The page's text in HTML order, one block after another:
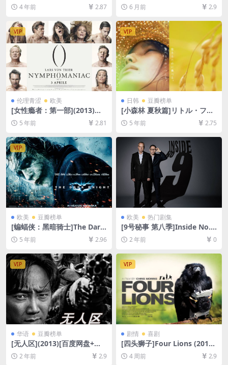
度网盘+迅雷云盘资源1080P
超清未删减][MP4/5.2GB][中
4 年前 2.87
13)[百度网盘+夸克网盘1080P
超清未删减资源][网盘在线播
幕]
6 月前 2.9
VIP
伦理青涩 欧美
[女性瘾者：第一部](2013)导
演剪辑版[百度网盘+迅雷云盘
资源未删减1080P高清][MP4/
7.6GB][中英字幕]
5 年前 2.81
VIP
日韩 豆瓣榜单
[小森林 夏秋篇]リトル・フォ
レスト 夏・秋 (2014)[百度网
盘+迅雷云盘资源1080P超清
未删减][MP4/7.3GB][日语中
5 年前 2.75
VIP
欧美 豆瓣榜单
[蝙蝠侠：黑暗骑士]The Dark
Knight (2008)[百度网盘+迅
雷云盘资源1080P超清未删减]
[MP4/9.7GB][中英字幕]
5 年前 2.96
欧美 热门剧集
[9号秘事 第八季]Inside No. 9
Season 8 (2022)[百度网盘
+夸克网盘1080P超清未删减
资源][网盘在线播放/下载][MP
4/4.8GB][中英字幕]
2 年前 0
VIP
华语 豆瓣榜单
[无人区](2013)[百度网盘+夸
克网盘1080P超清未删减资源]
[网盘在线播放/下载][MP4/8.
2 年前 2.9
VIP
剧情 喜剧
[四头狮子]Four Lions (2010)
[百度网盘+夸克网盘1080P超
清未删减资源][网盘在线播放/
4 周前 2.9